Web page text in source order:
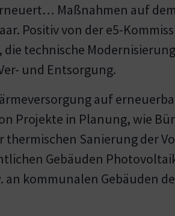
Maßnahmen auf
Positiv von der e5-
technische
und Entsorgung.
auf
Projekte in Planung, wie
thermischen Sanierung der
Gebäuden
kommunalen Gebäuden